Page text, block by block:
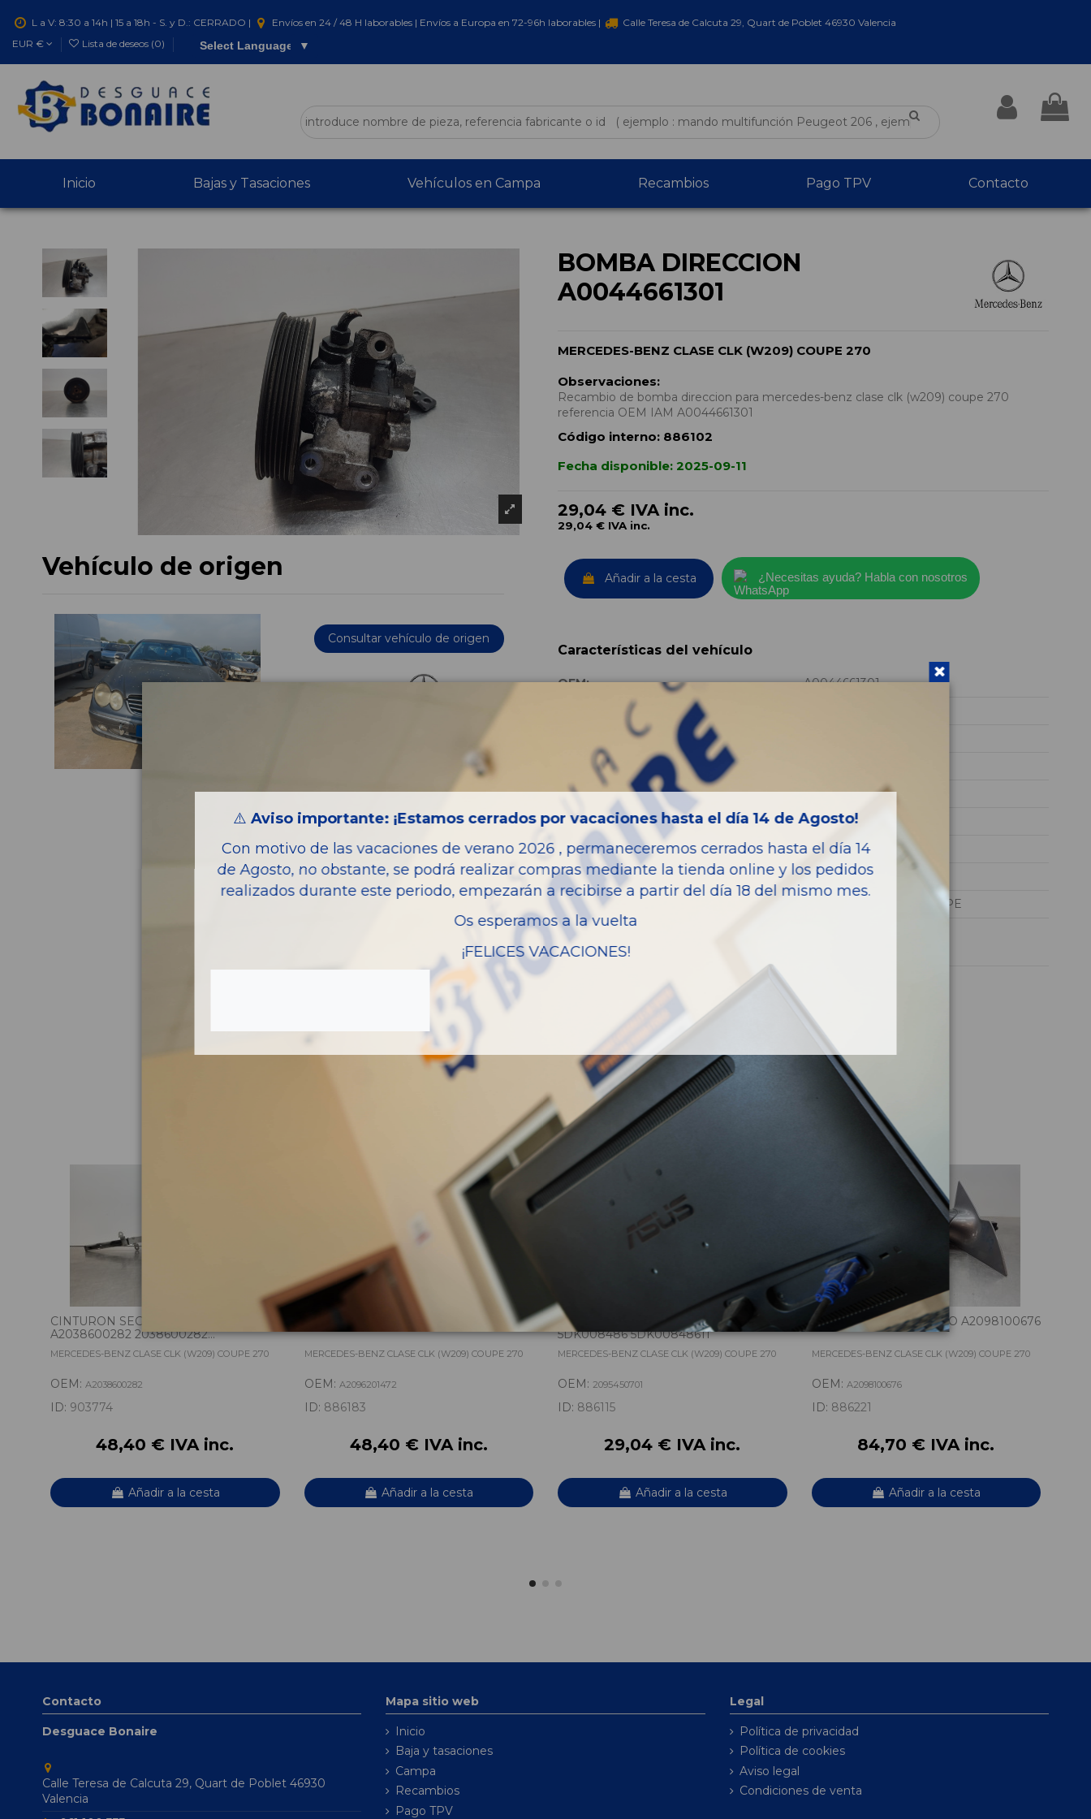
L a V: 8:30 a 14h | 15 a 18h - S. y D.: CERRADO | Envíos en 24 / 48 H laborables | Envíos a Europa en 72-96h laborables |
Calle Teresa de Calcuta 29, Quart de Poblet 46930 Valencia
EUR €
Lista de deseos (0) Select Language ▼
Inicio Bajas y Tasaciones Vehículos en Campa Recambios Pago TPV Contacto
Vehículo de origen
Consultar vehículo de origen
BOMBA DIRECCION
A0044661301
MERCEDES-BENZ CLASE CLK (W209) COUPE 270
Observaciones:
Recambio de bomba direccion para mercedes-benz clase clk (w209) coupe 270
referencia OEM IAM A0044661301
Código interno: 886102
Fecha disponible: 2025-09-11
29,04 € IVA inc.
29,04 € IVA inc.
Añadir a la cesta ¿Necesitas ayuda? Habla con nosotros
Características del vehículo
OEM:
A0044661301
Año fabricación
Código motor
Bastidor
Color
GRIS
Combustible
Diesel
Versión
270
Potencia
170CV 125KW
Modelo
CLASE CLK (W209) COUPE
Garantia
Piezas almacenadas del vehículo
CINTURON SEGURIDAD DELANTERO
A2038600282 2038600282...
MERCEDES-BENZ CLASE CLK (W209) COUPE 270
OEM: A2038600282
ID: 903774
48,40 € IVA inc.
Añadir a la cesta
PANEL FRONTAL A2096201472
MERCEDES-BENZ CLASE CLK (W209) COUPE 270
OEM: A2096201472
ID: 886183
48,40 € IVA inc.
Añadir a la cesta
CAJA RELES / FUSIBLES 2095450701
5DK008486 5DK00848611
MERCEDES-BENZ CLASE CLK (W209) COUPE 270
OEM: 2095450701
ID: 886115
29,04 € IVA inc.
Añadir a la cesta
RETROVISOR DERECHO A2098100676
MERCEDES-BENZ CLASE CLK (W209) COUPE 270
OEM: A2098100676
ID: 886221
84,70 € IVA inc.
Añadir a la cesta
Contacto
Desguace Bonaire
Calle Teresa de Calcuta 29, Quart de Poblet 46930
Valencia
Mapa sitio web
Inicio
Baja y tasaciones
Campa
Recambios
Pago TPV
Legal
Política de privacidad
Política de cookies
Aviso legal
Condiciones de venta
⚠️ Aviso importante: ¡Estamos cerrados por vacaciones hasta el día 14 de Agosto!
Con motivo de las vacaciones de verano 2026 , permaneceremos cerrados hasta el día 14
de Agosto, no obstante, se podrá realizar compras mediante la tienda online y los pedidos
realizados durante este periodo, empezarán a recibirse a partir del día 18 del mismo mes.
Os esperamos a la vuelta
¡FELICES VACACIONES!